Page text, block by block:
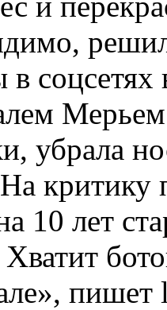
убрала
критику
10 лет
пишет